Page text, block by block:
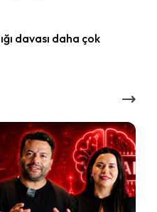
davası daha çok